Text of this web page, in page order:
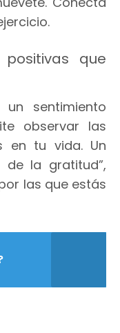
que
sentimiento
observar las
en tu vida. Un
de la gratitud”,
las que estás